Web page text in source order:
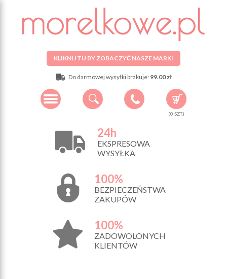
KLIKNIJ TU BY ZOBACZYĆ NASZE MARKI
Do darmowej wysyłki brakuje: 99.00 zł
(0 SZT.)
24h
EKSPRESOWA
WYSYŁKA
100%
BEZPIECZEŃSTWA
ZAKUPÓW
100%
ZADOWOLONYCH
KLIENTÓW